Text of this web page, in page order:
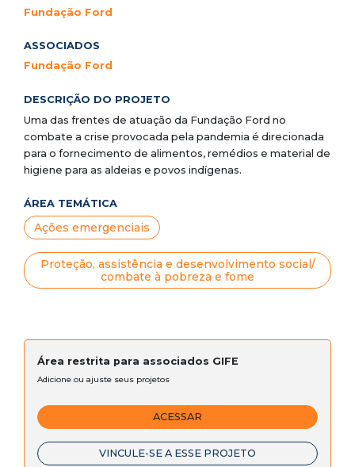
Fundação Ford
ASSOCIADOS
Fundação Ford
DESCRIÇÃO DO PROJETO
Uma das frentes de atuação da Fundação Ford no
combate a crise provocada pela pandemia é direcionada
para o fornecimento de alimentos, remédios e material de
higiene para as aldeias e povos indígenas.
ÁREA TEMÁTICA
Ações emergenciais
Proteção, assistência e desenvolvimento social/
combate à pobreza e fome
Área restrita para associados GIFE
Adicione ou ajuste seus projetos
ACESSAR
VINCULE-SE A ESSE PROJETO